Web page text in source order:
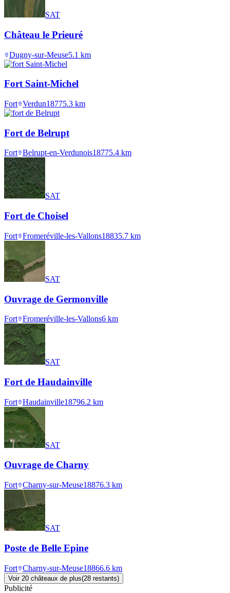
SAT
Château le Prieuré
Dugny-sur-Meuse5.1 km
Fort Saint-Michel
Fort Verdun18775.3 km
Fort de Belrupt
Fort Belrupt-en-Verdunois18775.4 km
SAT
Fort de Choisel
Fort Fromeréville-les-Vallons18835.7 km
SAT
Ouvrage de Germonville
Fort Fromeréville-les-Vallons6 km
SAT
Fort de Haudainville
Fort Haudainville18796.2 km
SAT
Ouvrage de Charny
Fort Charny-sur-Meuse18876.3 km
SAT
Poste de Belle Epine
Fort Charny-sur-Meuse18866.6 km
Voir 20 châteaux de plus(28 restants)
Publicité